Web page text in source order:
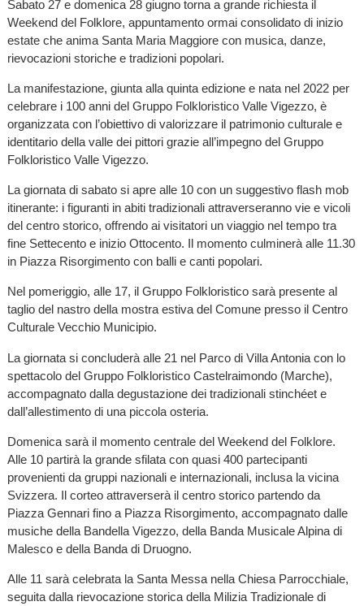
Sabato 27 e domenica 28 giugno torna a grande richiesta il
Weekend del Folklore, appuntamento ormai consolidato di inizio
estate che anima Santa Maria Maggiore con musica, danze,
rievocazioni storiche e tradizioni popolari.
La manifestazione, giunta alla quinta edizione e nata nel 2022 per
celebrare i 100 anni del Gruppo Folkloristico Valle Vigezzo, è
organizzata con l’obiettivo di valorizzare il patrimonio culturale e
identitario della valle dei pittori grazie all’impegno del Gruppo
Folkloristico Valle Vigezzo.
La giornata di sabato si apre alle 10 con un suggestivo flash mob
itinerante: i figuranti in abiti tradizionali attraverseranno vie e vicoli
del centro storico, offrendo ai visitatori un viaggio nel tempo tra
fine Settecento e inizio Ottocento. Il momento culminerà alle 11.30
in Piazza Risorgimento con balli e canti popolari.
Nel pomeriggio, alle 17, il Gruppo Folkloristico sarà presente al
taglio del nastro della mostra estiva del Comune presso il Centro
Culturale Vecchio Municipio.
La giornata si concluderà alle 21 nel Parco di Villa Antonia con lo
spettacolo del Gruppo Folkloristico Castelraimondo (Marche),
accompagnato dalla degustazione dei tradizionali stinchéet e
dall’allestimento di una piccola osteria.
Domenica sarà il momento centrale del Weekend del Folklore.
Alle 10 partirà la grande sfilata con quasi 400 partecipanti
provenienti da gruppi nazionali e internazionali, inclusa la vicina
Svizzera. Il corteo attraverserà il centro storico partendo da
Piazza Gennari fino a Piazza Risorgimento, accompagnato dalle
musiche della Bandella Vigezzo, della Banda Musicale Alpina di
Malesco e della Banda di Druogno.
Alle 11 sarà celebrata la Santa Messa nella Chiesa Parrocchiale,
seguita dalla rievocazione storica della Milizia Tradizionale di